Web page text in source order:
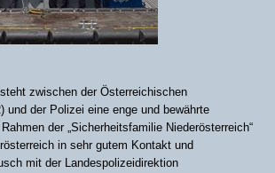
zwischen der Österreichischen
und der Polizei eine enge und bewährte
der „Sicherheitsfamilie Niederösterreich“
in sehr gutem Kontakt und
mit der Landespolizeidirektion